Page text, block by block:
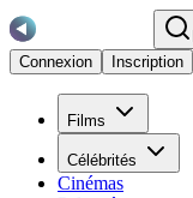
Connexion
Inscription
Films
Célébrités
Cinémas